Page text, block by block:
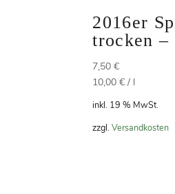
2016er
trocken –
7,50€
10,00€ / l
inkl. 19 % MwSt.
zzgl.Versandkosten